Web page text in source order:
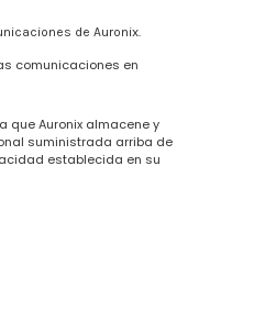
de Auronix.
comunicaciones en
que Auronix almacene y
suministrada arriba de
establecida en su